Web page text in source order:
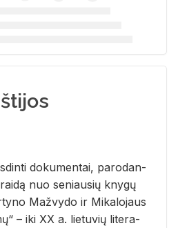
do­ku­men­tai, pa­ro­dan­
nuo se­niau­sių kny­gų
Ma­žvy­do ir Mi­ka­lo­jaus
– iki XX a. lie­tu­vių li­te­ra­